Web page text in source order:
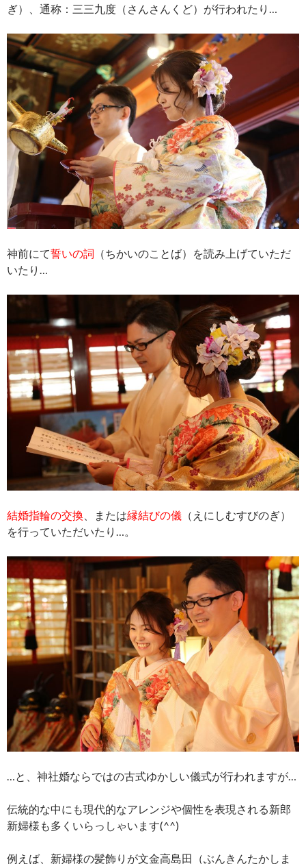
ぎ）、通称：三三九度（さんさんくど）が行われたり…
神前にて誓いの詞 （ちかいのことば）を読み上げていただ
いたり…
結婚指輪の交換 、または縁結びの儀 （えにしむすびのぎ）
を行っていただいたり…。
…と、神社婚ならではの古式ゆかしい儀式が行われますが…
伝統的な中にも現代的なアレンジや個性を表現される新郎
新婦様も多くいらっしゃいます(^^)
例えば、新婦様の髪飾りが文金高島田（ぶんきんたかしま